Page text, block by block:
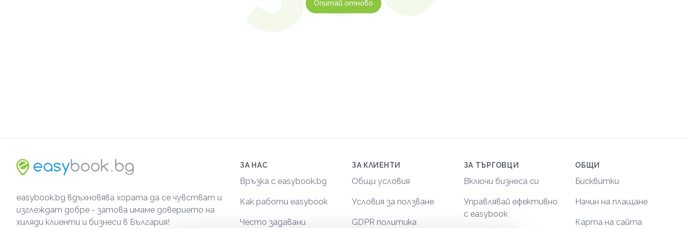
Опитай отново
easybook.bg вдъхновява хората да се чувстват и
изглеждат добре - затова имаме доверието на
хиляди клиенти и бизнеси в България!
ЗА НАС
Връзка с easybook.bg
Как работи easybook
Често задавани
ЗА КЛИЕНТИ
Общи условия
Условия за ползване
GDPR политика
ЗА ТЪРГОВЦИ
Включи бизнеса си
Управлявай ефективно
с easybook
ОБЩИ
Бисквитки
Начин на плащане
Карта на сайта